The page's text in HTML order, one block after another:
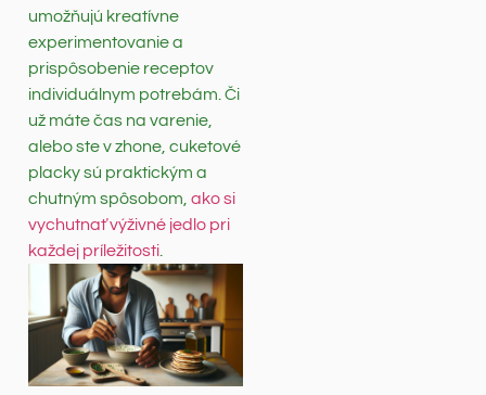
umožňujú kreatívne
experimentovanie a
prispôsobenie receptov
individuálnym potrebám. Či
už máte čas na varenie,
alebo ste v zhone, cuketové
placky sú praktickým a
chutným spôsobom, ako si
vychutnať výživné jedlo pri
každej príležitosti